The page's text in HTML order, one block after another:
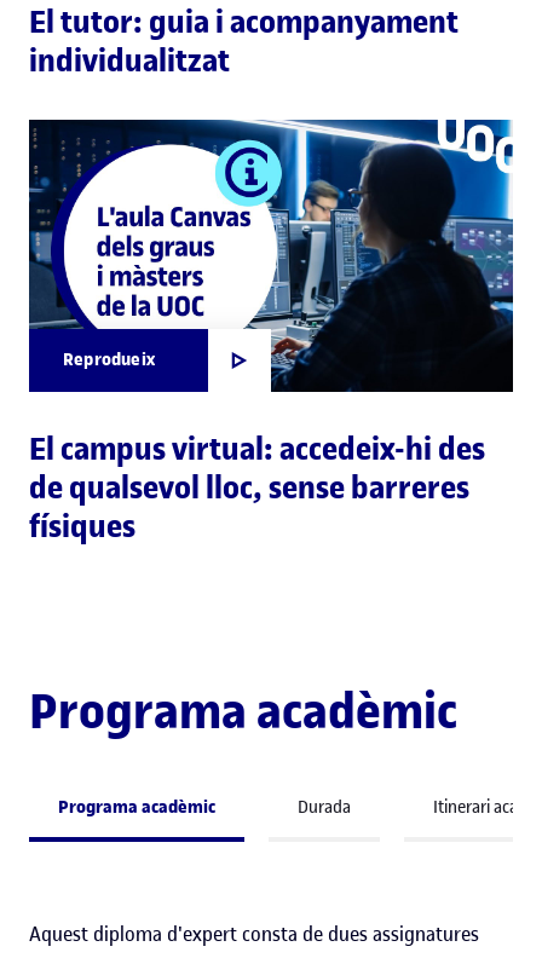
El tutor: guia i acompanyament
individualitzat
Reprodueix
El campus virtual: accedeix-hi des
de qualsevol lloc, sense barreres
físiques
Programa acadèmic
Programa acadèmic Durada Itinerari
Aquest diploma d'expert consta de dues assignatures